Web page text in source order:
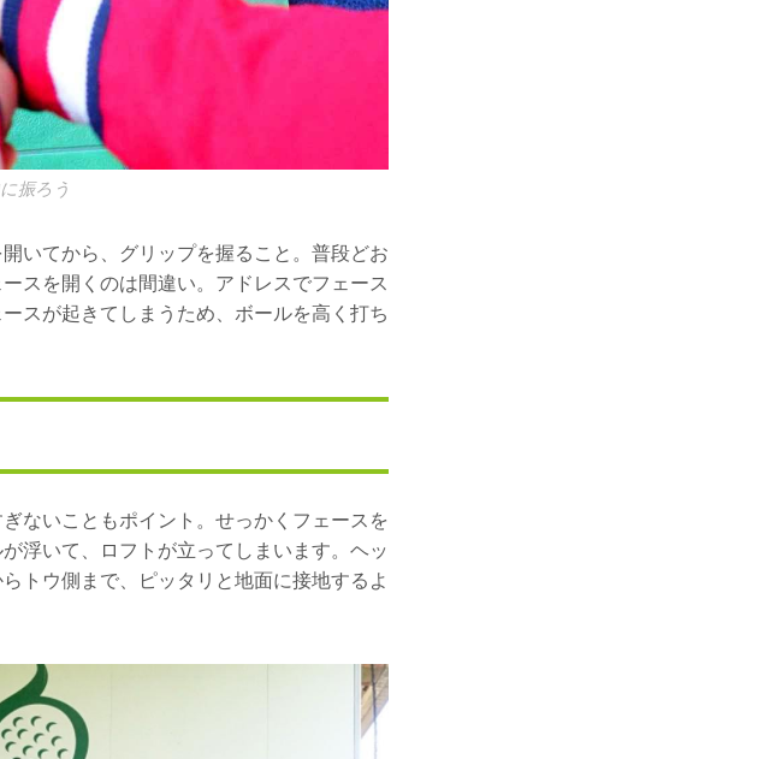
振ろう
いてから、グリップを握ること。普段どお
スを開くのは間違い。アドレスでフェース
スが起きてしまうため、ボールを高く打ち
ないこともポイント。せっかくフェースを
浮いて、ロフトが立ってしまいます。ヘッ
トウ側まで、ピッタリと地面に接地するよ